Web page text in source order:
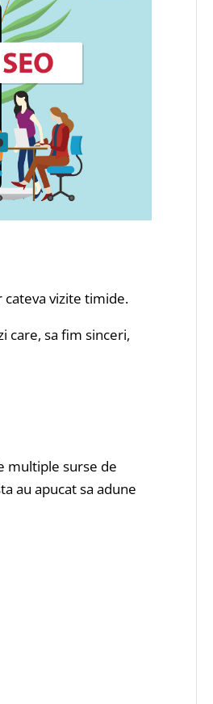
cateva vizite timide.
care, sa fim sinceri,
multiple surse de
au apucat sa adune